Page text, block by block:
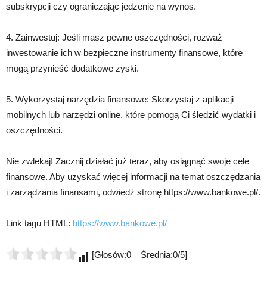
subskrypcji czy ograniczając jedzenie na wynos.
4. Zainwestuj: Jeśli masz pewne oszczędności, rozważ
inwestowanie ich w bezpieczne instrumenty finansowe, które
mogą przynieść dodatkowe zyski.
5. Wykorzystaj narzędzia finansowe: Skorzystaj z aplikacji
mobilnych lub narzędzi online, które pomogą Ci śledzić wydatki i
oszczędności.
Nie zwlekaj! Zacznij działać już teraz, aby osiągnąć swoje cele
finansowe. Aby uzyskać więcej informacji na temat oszczędzania
i zarządzania finansami, odwiedź stronę https://www.bankowe.pl/.
Link tagu HTML: https://www.bankowe.pl/
[Głosów:0 Średnia:0/5]